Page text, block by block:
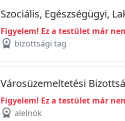
Szociális, Egészségügyi,
Figyelem! Ez a testület már
workspace_premium bizottsági tag
Városüzemeltetési
Figyelem! Ez a testület már
workspace_premium alelnök